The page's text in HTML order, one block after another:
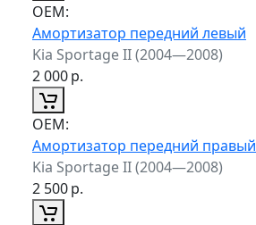
ОЕМ:
Амортизатор передний левый
Kia Sportage II (2004—2008)
2 000р.
ОЕМ:
Амортизатор передний правый
Kia Sportage II (2004—2008)
2 500р.